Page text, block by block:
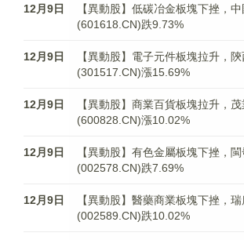
12月9日
【異動股】低碳冶金板塊下挫，
(601618.CN)跌9.73%
12月9日
【異動股】電子元件板塊拉升，
(301517.CN)漲15.69%
12月9日
【異動股】商業百貨板塊拉升，
(600828.CN)漲10.02%
12月9日
【異動股】有色金屬板塊下挫，
(002578.CN)跌7.69%
12月9日
【異動股】醫藥商業板塊下挫，
(002589.CN)跌10.02%